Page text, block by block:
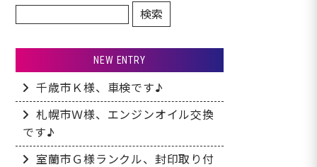
検索
NEW ENTRY
千歳市Ｋ様、車検です♪
札幌市Ｗ様、エンジンオイル交換
です♪
室蘭市Ｇ様ランクル、封印取り付